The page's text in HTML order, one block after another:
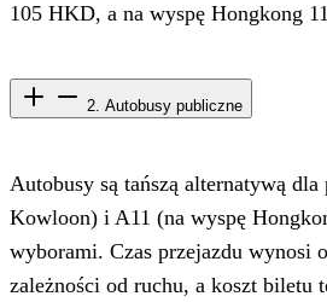
105 HKD, a na wyspę Hongkong
2. Autobusy publiczne
Autobusy są tańszą alternatywą
Kowloon) i A11 (na wyspę
wyborami. Czas przejazdu wynosi
zależności od ruchu, a koszt biletu